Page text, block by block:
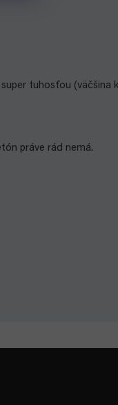
tuhosťou (väčšina
práve rád nemá.